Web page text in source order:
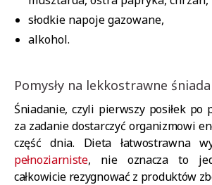
słodkie napoje gazowane,
alkohol.
Pomysły na lekkostrawne
Śniadanie, czyli pierwszy posiłek po
za zadanie dostarczyć organizmowi
część dnia. Dieta łatwostrawna
pełnoziarniste, nie oznacza to
całkowicie rezygnować z produktów